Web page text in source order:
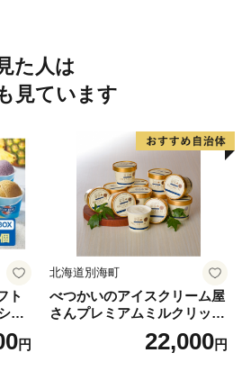
た人は
見ています
ト
ー
イ
送円
北海道別海町
べつかいのアイスクリーム屋
さんプレミアムミルクリッチ
12個（AP-01）（ 北海道アイ
ス 北海道産アイス アイス ア
22,000円